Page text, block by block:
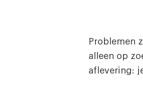
Problemen
alleen op
aflevering: